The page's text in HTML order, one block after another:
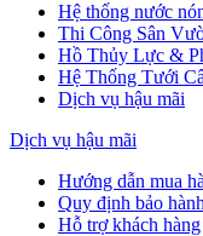
Hệ thống nước
Thi Công Sân
Hồ Thủy Lực &
Hệ Thống Tưới
Dịch vụ hậu mãi
Dịch vụ hậu mãi
Hướng dẫn mua
Quy định bảo hành
Hỗ trợ khách hàng